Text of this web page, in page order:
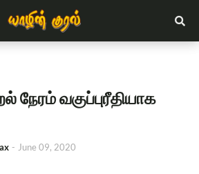
நேரம் வகுப்புரீதியாக
- June 09, 2020